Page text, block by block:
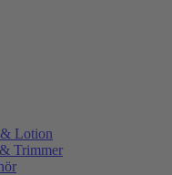
Lotion
Trimmer